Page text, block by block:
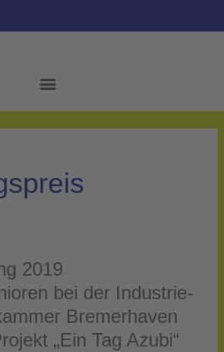
2019
bei der Industrie-
Bremerhaven
„Ein Tag Azubi“